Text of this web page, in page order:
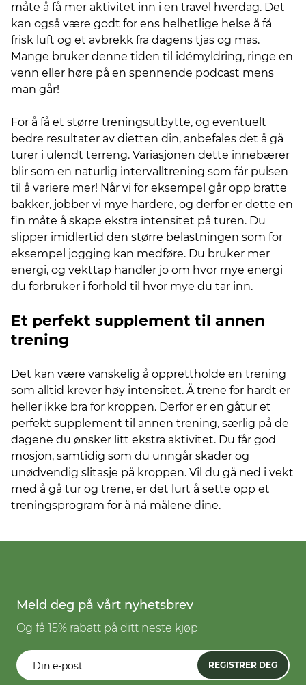
måte å få mer aktivitet inn i en travel hverdag. Det
kan også være godt for ens helhetlige helse å få
frisk luft og et avbrekk fra dagens tjas og mas.
Mange bruker denne tiden til idémyldring, ringe en
venn eller høre på en spennende podcast mens
man går!
For å få et større treningsutbytte, og eventuelt
bedre resultater av dietten din, anbefales det å gå
turer i ulendt terreng. Variasjonen dette innebærer
blir som en naturlig intervalltrening som får pulsen
til å variere mer! Når vi for eksempel går opp bratte
bakker, jobber vi mye hardere, og derfor er dette en
fin måte å skape ekstra intensitet på turen. Du
slipper imidlertid den større belastningen som for
eksempel jogging kan medføre. Du bruker mer
energi, og vekttap handler jo om hvor mye energi
du forbruker i forhold til hvor mye du tar inn.
Et perfekt supplement til annen
trening
Det kan være vanskelig å opprettholde en trening
som alltid krever høy intensitet. Å trene for hardt er
heller ikke bra for kroppen. Derfor er en gåtur et
perfekt supplement til annen trening, særlig på de
dagene du ønsker litt ekstra aktivitet. Du får god
mosjon, samtidig som du unngår skader og
unødvendig slitasje på kroppen. Vil du gå ned i vekt
med å gå tur og trene, er det lurt å sette opp et
treningsprogram for å nå målene dine.
Meld deg på vårt nyhetsbrev
Og få 15% rabatt på ditt neste kjøp
REGISTRER DEG